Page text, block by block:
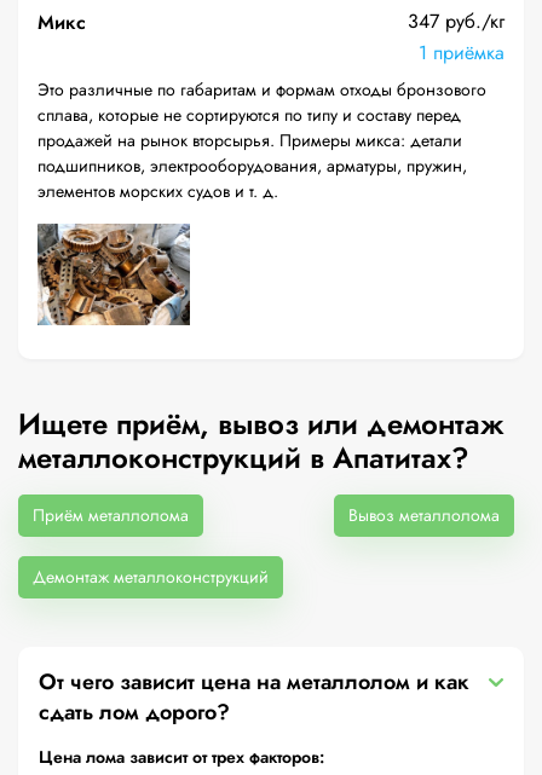
Микс
347 руб./кг
1 приёмка
Это различные по габаритам и формам отходы бронзового
сплава, которые не сортируются по типу и составу перед
продажей на рынок вторсырья. Примеры микса: детали
подшипников, электрооборудования, арматуры, пружин,
элементов морских судов и т. д.
Ищете приём, вывоз или демонтаж
металлоконструкций в Апатитах?
Приём металлолома Вывоз металлолома
Демонтаж металлоконструкций
От чего зависит цена на металлолом и как
сдать лом дорого?
Цена лома зависит от трех факторов: